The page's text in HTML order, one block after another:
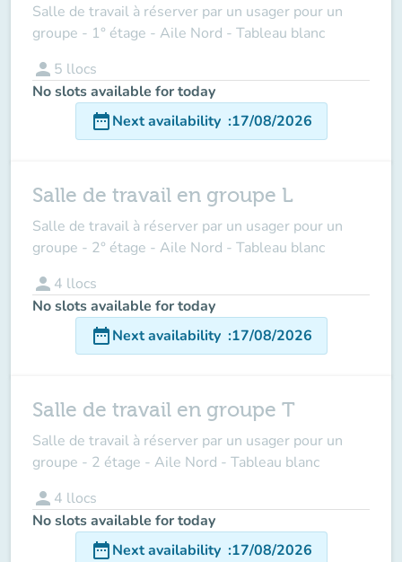
Salle de travail à réserver par un usager pour un
groupe - 1° étage - Aile Nord - Tableau blanc
person 5 llocs
No slots available for today
date_rangeNext availability :17/08/2026
Salle de travail en groupe L
Salle de travail à réserver par un usager pour un
groupe - 2° étage - Aile Nord - Tableau blanc
person 4 llocs
No slots available for today
date_rangeNext availability :17/08/2026
Salle de travail en groupe T
Salle de travail à réserver par un usager pour un
groupe - 2 étage - Aile Nord - Tableau blanc
person 4 llocs
No slots available for today
date_rangeNext availability :17/08/2026